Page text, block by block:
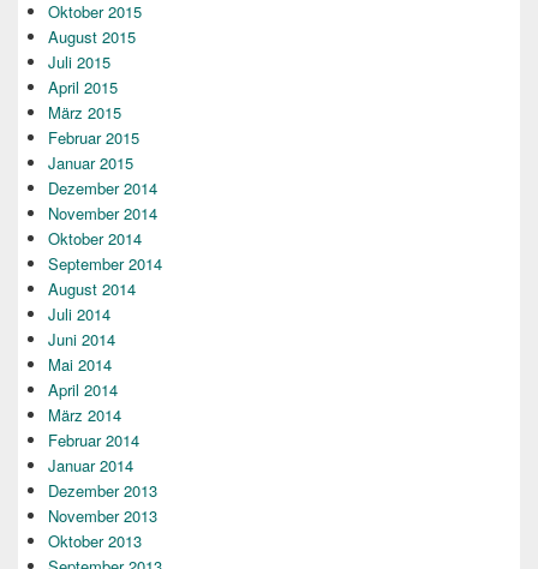
Oktober 2015
August 2015
Juli 2015
April 2015
März 2015
Februar 2015
Januar 2015
Dezember 2014
November 2014
Oktober 2014
September 2014
August 2014
Juli 2014
Juni 2014
Mai 2014
April 2014
März 2014
Februar 2014
Januar 2014
Dezember 2013
November 2013
Oktober 2013